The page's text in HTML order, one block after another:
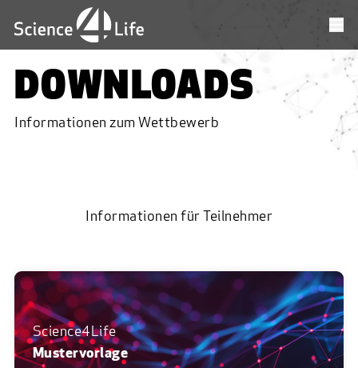
DOWNLOADS
Informationen zum Wettbewerb
Informationen für Teilnehmer
Science4Life
Mustervorlage